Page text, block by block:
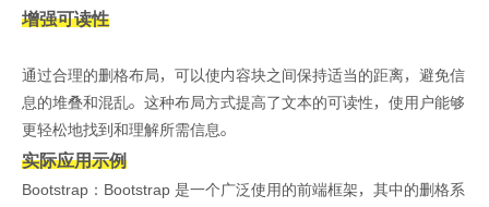
增强可读性
通过合理的删格布局，可以使内容块之间保持适当的距离，避免信
息的堆叠和混乱。这种布局方式提高了文本的可读性，使用户能够
更轻松地找到和理解所需信息。
实际应用示例
Bootstrap：Bootstrap 是一个广泛使用的前端框架，其中的删格系